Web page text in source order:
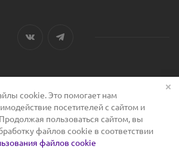
© Сервис для косметологов
cookie. Это помогает нам
посетителей с сайтом и
пользоваться сайтом, вы
файлов cookie в соответствии
файлов cookie